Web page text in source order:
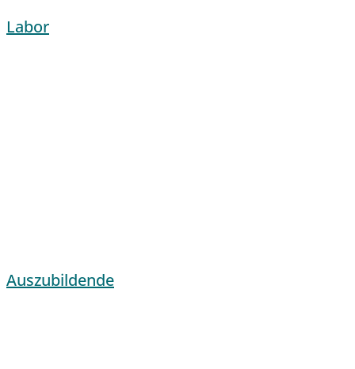
Labor
Auszubildende